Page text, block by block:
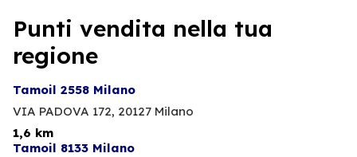
Punti vendita nella tua
regione
Tamoil 2558 Milano
VIA PADOVA 172, 20127 Milano
1,6 km
Tamoil 8133 Milano